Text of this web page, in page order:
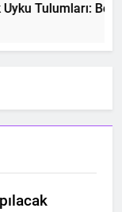
Tulumları: